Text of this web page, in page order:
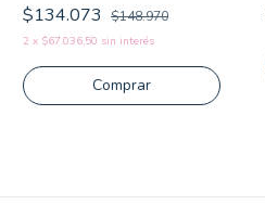
$134.073 $148.970
2 x $67.036,50 sin interés